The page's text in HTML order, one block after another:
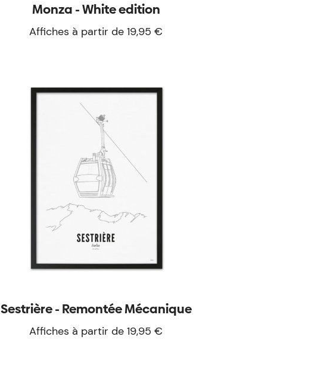
Monza - White edition
Affiches à partir de 19,95 €
Sestrière - Remontée Mécanique
Affiches à partir de 19,95 €